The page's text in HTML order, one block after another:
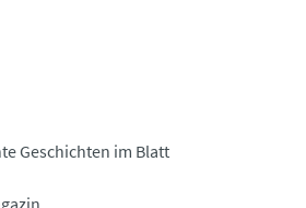
Geschichten im Blatt